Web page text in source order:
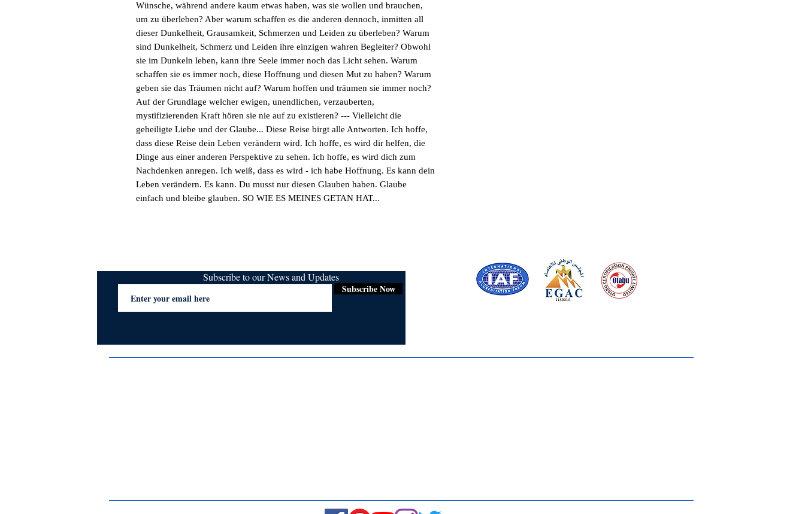
Wünsche, während andere kaum etwas haben, was sie wollen und brauchen,
um zu überleben? Aber warum schaffen es die anderen dennoch, inmitten all
dieser Dunkelheit, Grausamkeit, Schmerzen und Leiden zu überleben? Warum
sind Dunkelheit, Schmerz und Leiden ihre einzigen wahren Begleiter? Obwohl
sie im Dunkeln leben, kann ihre Seele immer noch das Licht sehen. Warum
schaffen sie es immer noch, diese Hoffnung und diesen Mut zu haben? Warum
geben sie das Träumen nicht auf? Warum hoffen und träumen sie immer noch?
Auf der Grundlage welcher ewigen, unendlichen, verzauberten,
mystifizierenden Kraft hören sie nie auf zu existieren? --- Vielleicht die
geheiligte Liebe und der Glaube... Diese Reise birgt alle Antworten. Ich hoffe,
dass diese Reise dein Leben verändern wird. Ich hoffe, es wird dir helfen, die
Dinge aus einer anderen Perspektive zu sehen. Ich hoffe, es wird dich zum
Nachdenken anregen. Ich weiß, dass es wird - ich habe Hoffnung. Es kann dein
Leben verändern. Es kann. Du musst nur diesen Glauben haben. Glaube
einfach und bleibe glauben. SO WIE ES MEINES GETAN HAT...
Subscribe Now
Subscribe to our News and Updates